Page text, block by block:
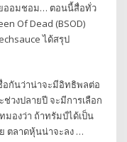
ออมชอม… ตอนนี้สื่อทั่ว
Of Dead (BSOD)
ได้สรุป
อกันว่าน่าจะมีอิทธิพลต่อ
วงปลายปี จะมีการเลือก
มองว่า ถ้าทรัมป์ได้เป็น
ตลาดหุ้นน่าจะลง …